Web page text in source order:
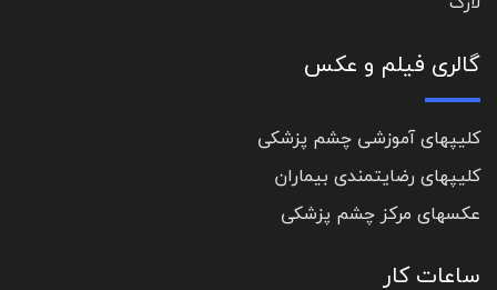
گالری فیلم و عکس
کلیپهای آموزشی چشم پزشکی
کلیپهای رضایتمندی بیماران
عکسهای مرکز چشم پزشکی
ساعات کار